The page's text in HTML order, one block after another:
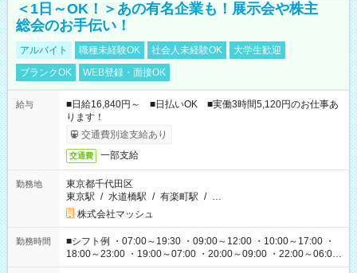
＜1日～OK！＞あの有名企業も！展示会や株主
総会のお手伝い！
アルバイト 職種未経験OK 社会人未経験OK
大学生歓迎
ブランクOK
WEB登録・面接OK
給与
■日給16,840円～ ■日払いOK ■実働3時間5,120円のお仕事あ
ります！
交通費別途支給あり
交通費 一部支給
勤務地
東京都千代田区
東京駅 / 水道橋駅 / 有楽町駅 / …
株式会社マッシュ
勤務時間
■シフト例 ・07:00～19:30 ・09:00～12:00 ・10:00～17:00 ・
18:00～23:00 ・19:00～07:00 ・20:00～09:00 ・22:00～06:00
etc ★最短で3時間で5,120円のお仕事から 15時間で2万円近く稼